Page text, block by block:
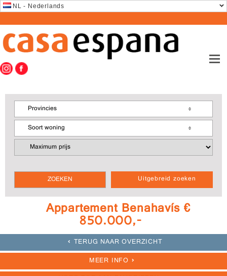
NL - Nederlands
Uitgebreid zoeken
Provincies
Soort woning
Appartement Benahavís €
850.000,-
TERUG NAAR OVERZICHT
MEER INFO